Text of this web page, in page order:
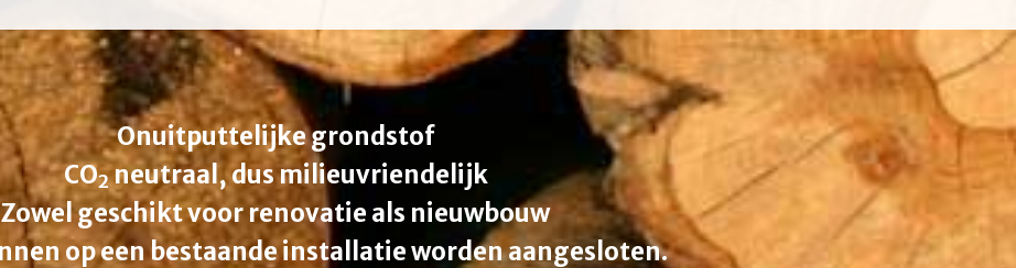
Onuitputtelijke grondstof
CO2neutraal, dus milieuvriendelijk
Zowel geschikt voor renovatie als nieuwbouw
op een bestaande installatie worden aangesloten.